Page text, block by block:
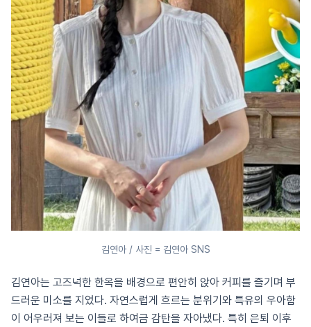
김연아 / 사진 = 김연아 SNS
김연아는 고즈넉한 한옥을 배경으로 편안히 앉아 커피를 즐기며 부
드러운 미소를 지었다. 자연스럽게 흐르는 분위기와 특유의 우아함
이 어우러져 보는 이들로 하여금 감탄을 자아냈다. 특히 은퇴 이후